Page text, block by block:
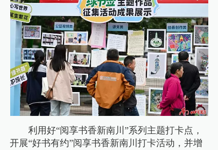
利用好“阅享书香新南川”系列主题打卡点，
开展“好书有约”阅享书香新南川打卡活动，并增